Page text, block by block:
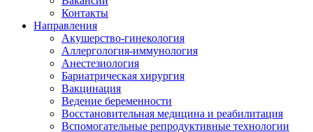
Контакты
Направления
Акушерство-гинекология
Аллергология-иммунология
Анестезиология
Бариатрическая хирургия
Вакцинация
Ведение беременности
Восстановительная медицина и реабилитация
Вспомогательные репродуктивные технологии